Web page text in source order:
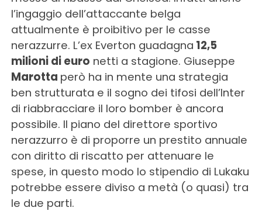
l’ingaggio dell’attaccante belga
attualmente è proibitivo per le casse
nerazzurre. L’ex Everton guadagna 12,5
milioni di euro netti a stagione. Giuseppe
Marotta però ha in mente una strategia
ben strutturata e il sogno dei tifosi dell’Inter
di riabbracciare il loro bomber è ancora
possibile. Il piano del direttore sportivo
nerazzurro è di proporre un prestito annuale
con diritto di riscatto per attenuare le
spese, in questo modo lo stipendio di Lukaku
potrebbe essere diviso a metà (o quasi) tra
le due parti.